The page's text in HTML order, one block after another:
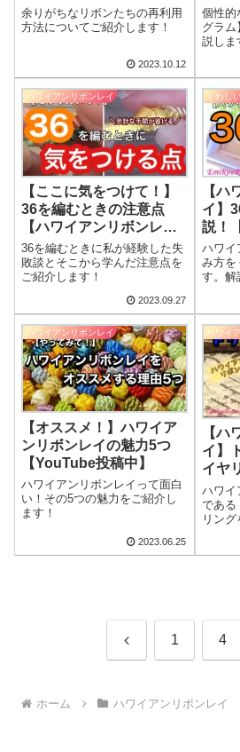
ボンの場合】
余りがちなリボンたちの再利用
方法についてご紹介します！
2023.10.12
個性的
グラム
説しま
ハワイアンリボンレイ
【ここに気をつけて！】
36を編むときの注意点
【ハワイアンリボンレ
イ】
36を編むときに私が経験した失
敗談とそこから学んだ注意点を
ご紹介します！
2023.09.27
くわし
【ハ
イ】
説！
た】
ハワイ
み方を
す。解
ばそ
ハワイアンリボンレイ
【オススメ！】ハワイア
ンリボンレイの魅力5つ
【YouTube投稿中】
ハワイアンリボンレイって面白
い！その5つの魅力をご紹介し
ます！
2023.06.25
ハワイ
【ハ
イ】
イヤ
キサ
ハワイ
である
リング
前 1 4
ホーム ハワイアンリボンレイ